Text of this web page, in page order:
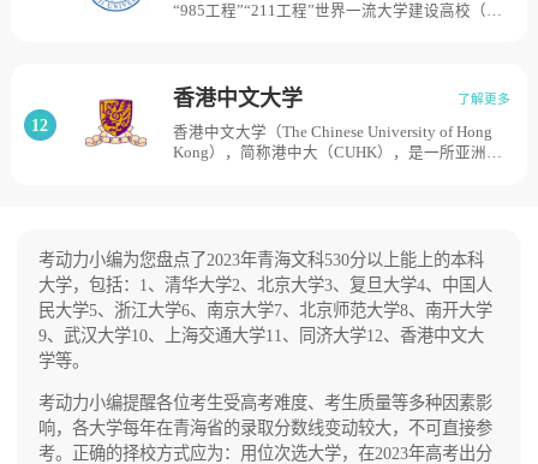
“985工程”“211工程”世界一流大学建设高校（A
学堂合称同济德文医工学堂；1923年正式定名同
济大学；1927年成为国立同济大学，是中国最早
的七所国立大学之一。目前学校总体占地面积
3960亩。
12
香港中文大学 了解更多
香港中文大学（The Chinese University of Hong
Kong），简称港中大（CUHK），是一所亚洲顶
1986年，全面检讨课程结构，改用学分制，并加
强通识教育；1998年，率全港之先录取内地本科
生；2014年，港中大（深圳）成立。目前学校总
体占地面积7050亩。
考动力小编为您盘点了2023年青海文科530分以上能上的本科
大学，包括：1、清华大学2、北京大学3、复旦大学4、中国人
民大学5、浙江大学6、南京大学7、北京师范大学8、南开大学
9、武汉大学10、上海交通大学11、同济大学12、香港中文大
学等。
考动力小编提醒各位考生受高考难度、考生质量等多种因素影
响，各大学每年在青海省的录取分数线变动较大，不可直接参
考。正确的择校方式应为：用位次选大学，在2023年高考出分